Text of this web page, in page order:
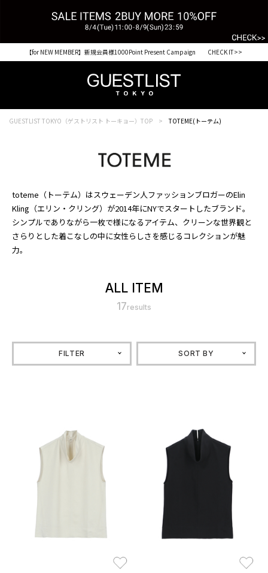
【for NEW MEMBER】新規会員様1000Point Present Campaign CHECK IT>>
GUESTLIST TOKYO（ゲストリスト トーキョー）TOP TOTEME(トーテム)
toteme（トーテム）はスウェーデン人ファッションブロガーのElin
Kling（エリン・クリング）が2014年にNYでスタートしたブランド。
シンプルでありながら一枚で様になるアイテム、クリーンな世界観と
さらりとした着こなしの中に女性らしさを感じるコレクションが魅
力。
ALL ITEM
17results
FILTER SORT BY